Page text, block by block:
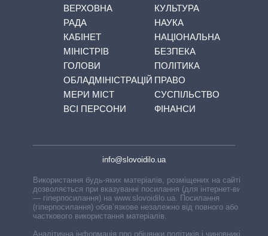
ВЕРХОВНА
РАДА
КАБІНЕТ
МІНІСТРІВ
ГОЛОВИ
ОБЛАДМІНІСТРАЦІЙ
МЕРИ МІСТ
ВСІ ПЕРСОНИ
КУЛЬТУРА
НАУКА
НАЦІОНАЛЬНА
БЕЗПЕКА
ПОЛІТИКА
ПРАВО
СУСПІЛЬСТВО
ФІНАНСИ
info@slovoidilo.ua
Використання будь-яких матеріалів, розміщених на сайті,
дозволяється при вказуванні посилання (для інтернет-видань
— гіперпосилання) на www.slovoidilo.ua. Посилання
(гіперпосилання) обов’язкове незалежно від повного або
часткового використання матеріалів.
Аналітична інформація про обіцянки політиків і чиновників,